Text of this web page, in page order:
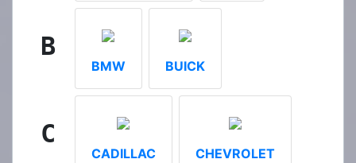
B
BMW BUICK
C
CADILLAC CHEVROLET